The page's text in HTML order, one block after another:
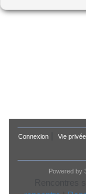
Connexion| Vie privée
Powered by